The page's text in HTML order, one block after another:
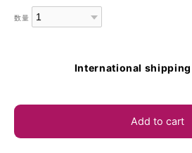
数量
International
Add to cart